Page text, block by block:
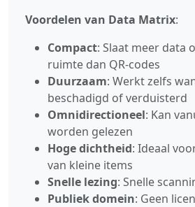
Voordelen van Data Matrix:
Compact: Slaat meer data
ruimte dan QR‑codes
Duurzaam: Werkt zelfs
beschadigd of verduisterd
Omnidirectioneel: Kan
worden gelezen
Hoge dichtheid: Ideaal
van kleine items
Snelle lezing: Snelle
Publiek domein: Geen